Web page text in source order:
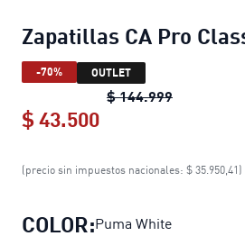
Zapatillas CA Pro
-70% OUTLET
$ 144.999Zapatillas
$ 43.500
Zapatillas CA Pro
(precio sin impuestos nacionales: $ 35.950,41)
COLOR:Puma White